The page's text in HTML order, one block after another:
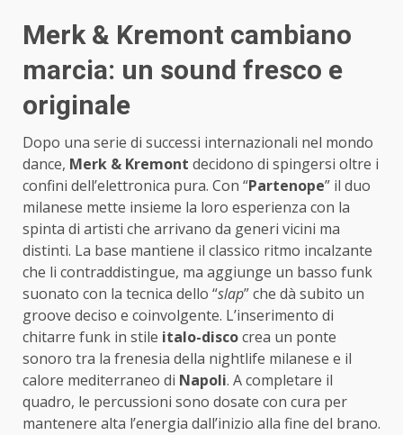
Merk & Kremont cambiano
marcia: un sound fresco e
originale
Dopo una serie di successi internazionali nel mondo
dance, Merk & Kremont decidono di spingersi oltre i
confini dell’elettronica pura. Con “Partenope” il duo
milanese mette insieme la loro esperienza con la
spinta di artisti che arrivano da generi vicini ma
distinti. La base mantiene il classico ritmo incalzante
che li contraddistingue, ma aggiunge un basso funk
suonato con la tecnica dello “slap” che dà subito un
groove deciso e coinvolgente. L’inserimento di
chitarre funk in stile italo-discocrea un ponte
sonoro tra la frenesia della nightlife milanese e il
calore mediterraneo di Napoli. A completare il
quadro, le percussioni sono dosate con cura per
mantenere alta l’energia dall’inizio alla fine del brano.